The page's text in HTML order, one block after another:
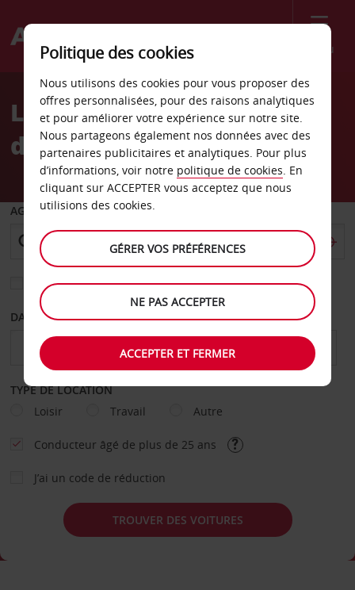
Menu
Welcome
AvisLocation de voiture Praia
da Vitória
AGENCE DE DÉPART
Sélectionnez une autre agence de retour
DATE DE DÉPART DATE DE RETOUR
TYPE DE LOCATION
Loisir
Travail Autre
Conducteur âgé de plus de 25 ans
J’ai un code de réduction
TROUVER DES VOITURES
Politique des cookies
Nous utilisons des cookies pour vous proposer des
offres personnalisées, pour des raisons analytiques
et pour améliorer votre expérience sur notre site.
Nous partageons également nos données avec des
partenaires publicitaires et analytiques. Pour plus
d’informations, voir notre politique de cookies. En
cliquant sur ACCEPTER vous acceptez que nous
utilisions des cookies.
GÉRER VOS PRÉFÉRENCES
NE PAS ACCEPTER
ACCEPTER ET FERMER